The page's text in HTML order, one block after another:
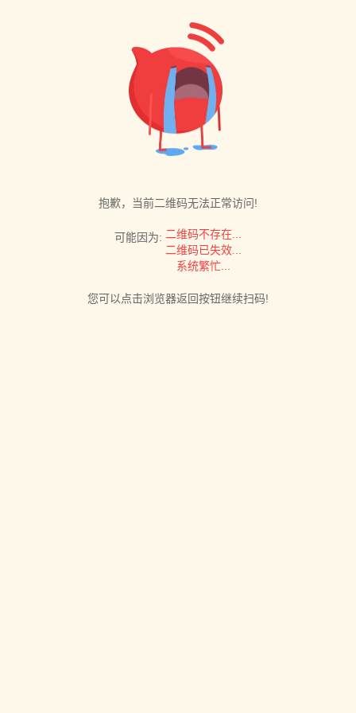
抱歉，当前二维码无法正常访问!
可能因为: 二维码不存在...
二维码已失效...
系统繁忙...
您可以点击浏览器返回按钮继续扫码!